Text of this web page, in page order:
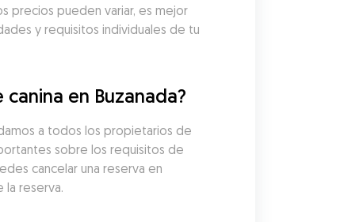
precios pueden variar, es mejor
y requisitos individuales de tu
en Buzanada?
a todos los propietarios de
sobre los requisitos de
cancelar una reserva en
la reserva.